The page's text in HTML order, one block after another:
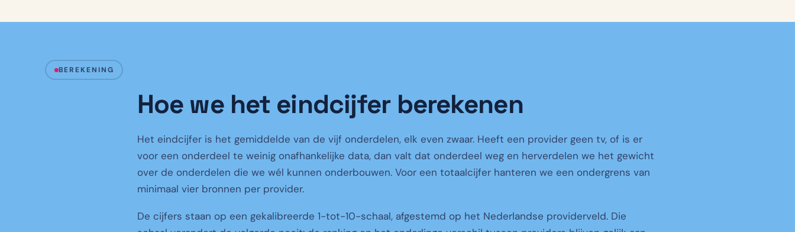
BEREKENING
Hoe we het eindcijfer berekenen
Het eindcijfer is het gemiddelde van de vijf onderdelen, elk even zwaar. Heeft een provider geen tv, of is er
voor een onderdeel te weinig onafhankelijke data, dan valt dat onderdeel weg en herverdelen we het gewicht
over de onderdelen die we wél kunnen onderbouwen. Voor een totaalcijfer hanteren we een ondergrens van
minimaal vier bronnen per provider.
De cijfers staan op een gekalibreerde 1-tot-10-schaal, afgestemd op het Nederlandse providerveld. Die